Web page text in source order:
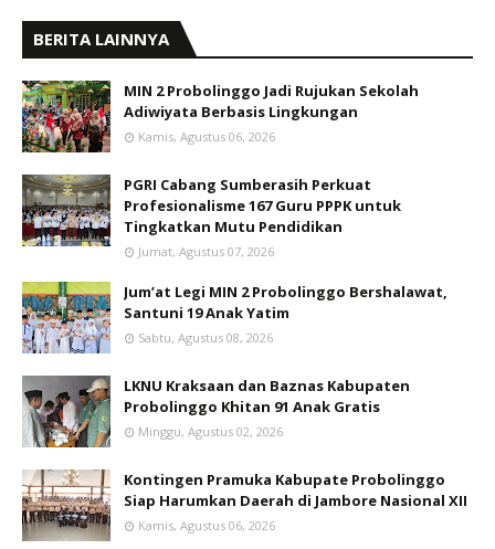
BERITA LAINNYA
MIN 2 Probolinggo Jadi Rujukan Sekolah
Adiwiyata Berbasis Lingkungan
Kamis, Agustus 06, 2026
PGRI Cabang Sumberasih Perkuat
Profesionalisme 167 Guru PPPK untuk
Tingkatkan Mutu Pendidikan
Jumat, Agustus 07, 2026
Jum’at Legi MIN 2 Probolinggo Bershalawat,
Santuni 19 Anak Yatim
Sabtu, Agustus 08, 2026
LKNU Kraksaan dan Baznas Kabupaten
Probolinggo Khitan 91 Anak Gratis
Minggu, Agustus 02, 2026
Kontingen Pramuka Kabupate Probolinggo
Siap Harumkan Daerah di Jambore Nasional XII
Kamis, Agustus 06, 2026